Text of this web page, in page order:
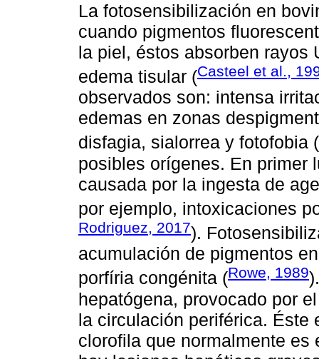
La fotosensibilización en
cuando pigmentos
la piel, éstos absorben rayos
edema tisular (Casteel et al.,
observados son: intensa
edemas en zonas
disfagia, sialorrea y fotofobia (
posibles orígenes. En primer
causada por la ingesta de
por ejemplo, intoxicaciones
Rodriguez, 2017).
acumulación de pigmentos
porfíria congénita (Rowe, 1989
hepatógena, provocado por
la circulación periférica. Éste
clorofila que normalmente